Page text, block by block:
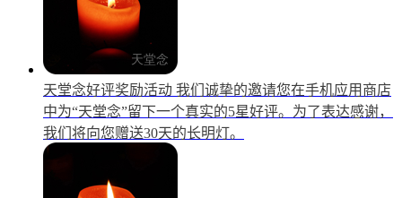
天堂念好评奖励活动 我们诚挚的邀请您在手机应用商店
中为“天堂念”留下一个真实的5星好评。为了表达感谢，
我们将向您赠送30天的长明灯。